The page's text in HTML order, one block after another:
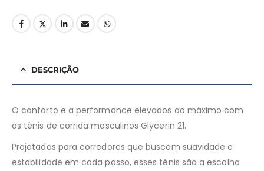
DESCRIÇÃO
O conforto e a performance elevados ao máximo com
os tênis de corrida masculinos Glycerin 21.
Projetados para corredores que buscam suavidade e
estabilidade em cada passo, esses tênis são a escolha